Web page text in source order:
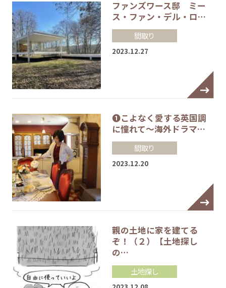
ファンズワース邸 ミー
ス・ファン・デル・ロ…
間取り
2023.12.27
❶こよなく愛する英国調
に憧れて～海外ドラマ…
間取り
2023.12.20
親の土地に家を建てる
ぞ！（２）【土地探し
の…
土地探し